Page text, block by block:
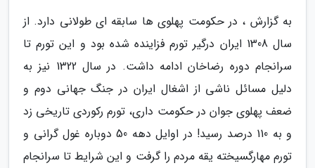
به گزارش ، در حکومت پهلوی ها سابقه ای طولانی دارد. از
سال 1308 ایران درگیر تورم فزاینده شده بود و این تورم تا
سرانجام دوره رضاخان ادامه داشت. در سال 1322 نیز به
دلیل مسائل ناشی از اشغال ایران در جنگ جهانی دوم و
ضعف پهلوی جوان در حکومت داری، تورم رکوردی تاریخی زد
و به 110 درصد رسید! در اوایل دهه 50 دوباره غول گرانی و
تورم مهارگسیخته یقه مردم را گرفت و این شرایط تا سرانجام